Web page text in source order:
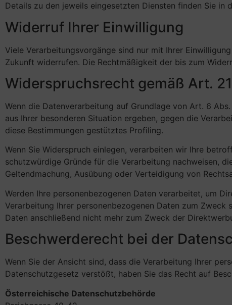
Details zu den jeweils eingesetzten Diensten finden Sie
Widerruf Ihrer Einwilligung
Viele Verarbeitungsvorgänge sind nur mit Ihrer
Zukunft widerrufen. Die Rechtmäßigkeit der bis zum
Widerspruchsrecht gemäß Art. 21
Wenn die Datenverarbeitung auf Grundlage von Art. 6
aus Ihrer besonderen Situation ergeben, gegen die
diese Bestimmungen gestütztes Profiling.
Wenn Sie Widerspruch einlegen, verarbeiten wir Ihre
schutzwürdige Gründe für die Verarbeitung nachweisen,
Geltendmachung, Ausübung oder Verteidigung von
Werden Ihre personenbezogenen Daten verarbeitet, um
Verarbeitung Ihrer personenbezogenen Daten zum Zweck
Daten anschließend nicht mehr zum Zweck der
Beschwerderecht bei der
Wenn Sie der Ansicht sind, dass die Verarbeitung Ihrer
Datenschutzgesetz verstößt, haben Sie das Recht auf
Österreichische Datenschutzbehörde